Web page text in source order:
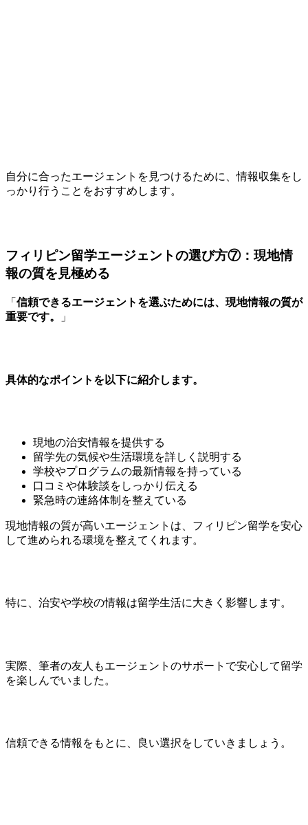
自分に合ったエージェントを見つけるために、情報収集をし
っかり行うことをおすすめします。
フィリピン留学エージェントの選び方⑦：現地情
報の質を見極める
「 信頼できるエージェントを選ぶためには、現地情報の質が
重要です。
」
具体的なポイントを以下に紹介します。
現地の治安情報を提供する
留学先の気候や生活環境を詳しく説明する
学校やプログラムの最新情報を持っている
口コミや体験談をしっかり伝える
緊急時の連絡体制を整えている
現地情報の質が高いエージェントは、フィリピン留学を安心
して進められる環境を整えてくれます。
特に、治安や学校の情報は留学生活に大きく影響します。
実際、筆者の友人もエージェントのサポートで安心して留学
を楽しんでいました。
信頼できる情報をもとに、良い選択をしていきましょう。